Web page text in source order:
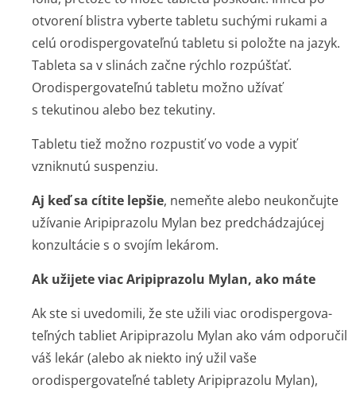
otvorení blistra vyberte tabletu suchými rukami a
celú orodispergovateľnú tabletu si položte na jazyk.
Tableta sa v slinách začne rýchlo rozpúšťať.
Orodispergovateľnú tabletu možno užívať
s tekutinou alebo bez tekutiny.
Tabletu tiež možno rozpustiť vo vode a vypiť
vzniknutú suspenziu.
Aj keď sa cítite lepšie, nemeňte alebo neukončujte
užívanie Aripiprazolu Mylan bez predchádzajúcej
konzultácie s o svojím lekárom.
Ak užijete viac Aripiprazolu Mylan, ako máte
Ak ste si uvedomili, že ste užili viac orodispergova­
teľných tabliet Aripiprazolu Mylan ako vám odporučil
váš lekár (alebo ak niekto iný užil vaše
orodispergovateľné tablety Aripiprazolu Mylan),